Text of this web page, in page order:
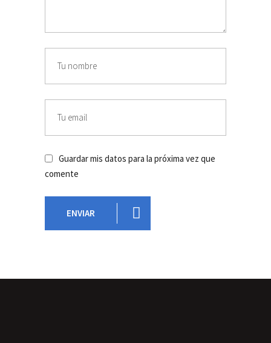
Guardar mis datos para la próxima vez que
comente
ENVIAR